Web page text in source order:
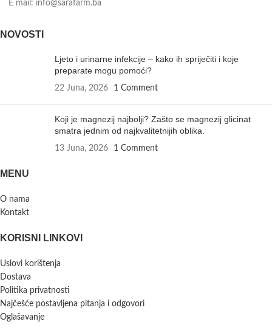
E mail: info@sarafarm.ba
NOVOSTI
Ljeto i urinarne infekcije – kako ih spriječiti i koje
preparate mogu pomoći?
22 Juna, 2026 1 Comment
Koji je magnezij najbolji? Zašto se magnezij glicinat
smatra jednim od najkvalitetnijih oblika.
13 Juna, 2026 1 Comment
MENU
O nama
Kontakt
KORISNI LINKOVI
Uslovi korištenja
Dostava
Politika privatnosti
Najčešće postavljena pitanja i odgovori
Oglašavanje